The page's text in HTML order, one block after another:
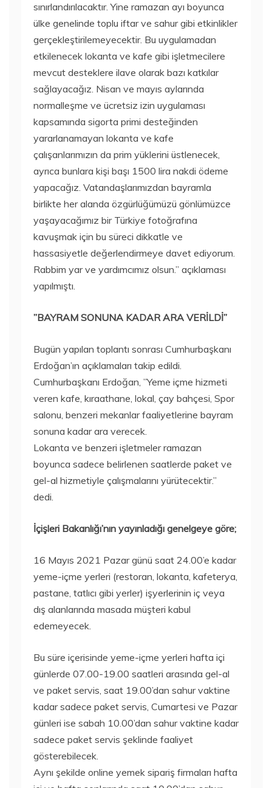
sınırlandırılacaktır. Yine ramazan ayı boyunca
ülke genelinde toplu iftar ve sahur gibi etkinlikler
gerçekleştirilemeyecektir. Bu uygulamadan
etkilenecek lokanta ve kafe gibi işletmecilere
mevcut desteklere ilave olarak bazı katkılar
sağlayacağız. Nisan ve mayıs aylarında
normalleşme ve ücretsiz izin uygulaması
kapsamında sigorta primi desteğinden
yararlanamayan lokanta ve kafe
çalışanlarımızın da prim yüklerini üstlenecek,
ayrıca bunlara kişi başı 1500 lira nakdi ödeme
yapacağız. Vatandaşlarımızdan bayramla
birlikte her alanda özgürlüğümüzü gönlümüzce
yaşayacağımız bir Türkiye fotoğrafına
kavuşmak için bu süreci dikkatle ve
hassasiyetle değerlendirmeye davet ediyorum.
Rabbim yar ve yardımcımız olsun.” açıklaması
yapılmıştı.
”BAYRAM SONUNA KADAR ARA VERİLDİ”
Bugün yapılan toplantı sonrası Cumhurbaşkanı
Erdoğan’ın açıklamaları takip edildi.
Cumhurbaşkanı Erdoğan, ”Yeme içme hizmeti
veren kafe, kıraathane, lokal, çay bahçesi, Spor
salonu, benzeri mekanlar faaliyetlerine bayram
sonuna kadar ara verecek.
Lokanta ve benzeri işletmeler ramazan
boyunca sadece belirlenen saatlerde paket ve
gel-al hizmetiyle çalışmalarını yürütecektir.”
dedi.
İçişleri Bakanlığı’nın yayınladığı genelgeye göre;
16 Mayıs 2021 Pazar günü saat 24.00’e kadar
yeme-içme yerleri (restoran, lokanta, kafeterya,
pastane, tatlıcı gibi yerler) işyerlerinin iç veya
dış alanlarında masada müşteri kabul
edemeyecek.
Bu süre içerisinde yeme-içme yerleri hafta içi
günlerde 07.00-19.00 saatleri arasında gel-al
ve paket servis, saat 19.00’dan sahur vaktine
kadar sadece paket servis, Cumartesi ve Pazar
günleri ise sabah 10.00’dan sahur vaktine kadar
sadece paket servis şeklinde faaliyet
gösterebilecek.
Aynı şekilde online yemek sipariş firmaları hafta